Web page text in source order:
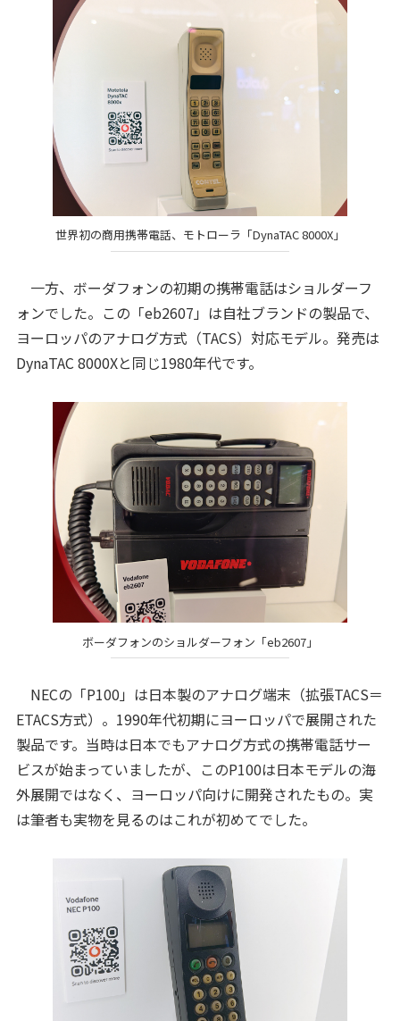
世界初の商用携帯電話、モトローラ「DynaTAC 8000X」
一方、ボーダフォンの初期の携帯電話はショルダーフ
ォンでした。この「eb2607」は自社ブランドの製品で、
ヨーロッパのアナログ方式（TACS）対応モデル。発売は
DynaTAC 8000Xと同じ1980年代です。
ボーダフォンのショルダーフォン「eb2607」
NECの「P100」は日本製のアナログ端末（拡張TACS＝
ETACS方式）。1990年代初期にヨーロッパで展開された
製品です。当時は日本でもアナログ方式の携帯電話サー
ビスが始まっていましたが、このP100は日本モデルの海
外展開ではなく、ヨーロッパ向けに開発されたもの。実
は筆者も実物を見るのはこれが初めてでした。